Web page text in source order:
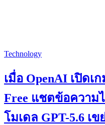
Technology
เมื่อ OpenAI เปิดเ
Free แชตข้อความ
โมเดล GPT-5.6 เ